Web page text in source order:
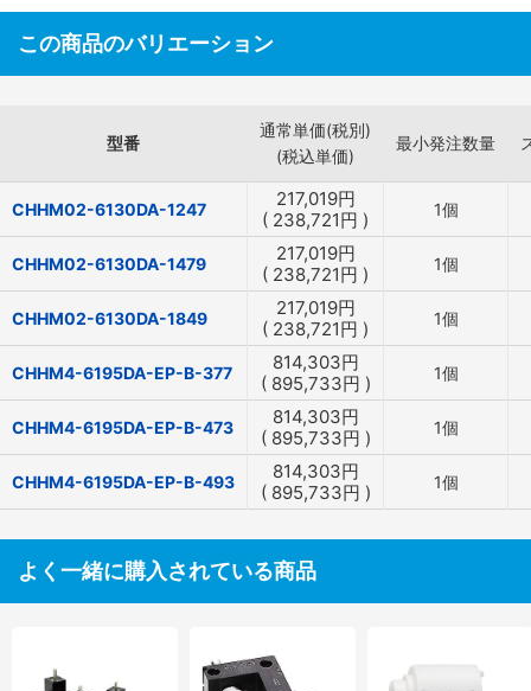
この商品のバリエーション
型番
通常単価(税別)
(税込単価)
最小発注数量
CHHM02-6130DA-1247 217,019円
( 238,721円 ) 1個
CHHM02-6130DA-1479 217,019円
( 238,721円 ) 1個
CHHM02-6130DA-1849 217,019円
( 238,721円 ) 1個
CHHM4-6195DA-EP-B-377 814,303円
( 895,733円 ) 1個
CHHM4-6195DA-EP-B-473 814,303円
( 895,733円 ) 1個
CHHM4-6195DA-EP-B-493 814,303円
( 895,733円 ) 1個
よく一緒に購入されている商品